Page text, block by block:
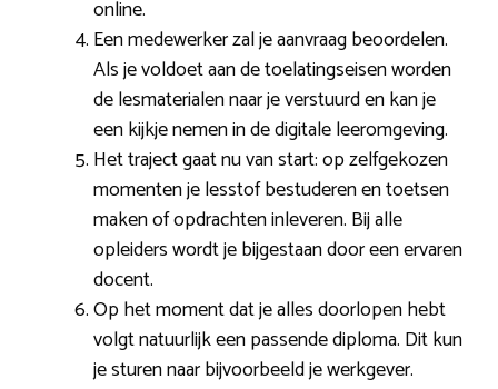
online.
Een medewerker zal je aanvraag beoordelen.
Als je voldoet aan de toelatingseisen worden
de lesmaterialen naar je verstuurd en kan je
een kijkje nemen in de digitale leeromgeving.
Het traject gaat nu van start: op zelfgekozen
momenten je lesstof bestuderen en toetsen
maken of opdrachten inleveren. Bij alle
opleiders wordt je bijgestaan door een ervaren
docent.
Op het moment dat je alles doorlopen hebt
volgt natuurlijk een passende diploma. Dit kun
je sturen naar bijvoorbeeld je werkgever.